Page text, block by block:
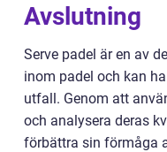
Avslutning
Serve padel är en av
inom padel och kan
utfall. Genom att
och analysera deras
förbättra sin förmåga